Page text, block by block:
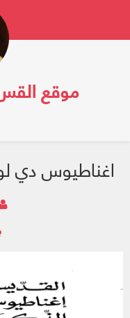
موقع
اغناطيوس دي